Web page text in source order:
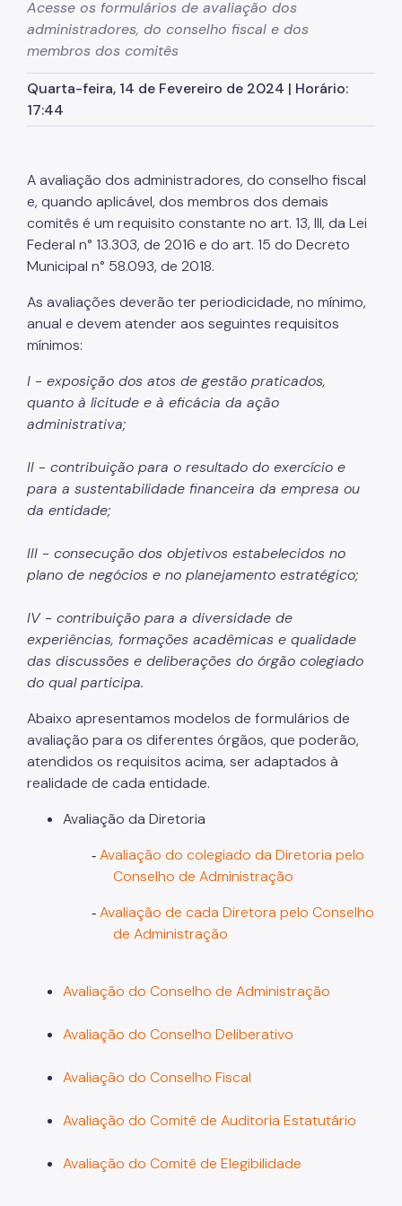
Cadastro de Contribuintes Mobiliários (CCM)
Cadastro de Prestadores de Outros Municípios
(CPOM)
Cadastro de Obras
Cadastro Informativo Municipal (CADIN)
Consulta Empenhos e Pagamentos
Contribuição de Melhoria
COSIP
DES-IF (Instituições Financeiras)
Dipam (Declaração para o IPM)
Dívida Ativa
DUC (Demonstrativo Unificado)
Incentivos Fiscais Zona Leste
IPTU (Imposto Predial e Territorial)
ISS (Imposto sobre Serviços)
ITBI (Transmissão de Imóveis)
Multa IPTU (Obrigação Acessória)
Outros Serviços e Orientações
Pagamento de Tributos
Processos Administrativos
Regularidade das UO's
SAV - Solução de Atendimento Virtual
SIMBA - Sistema de Movimentação Bancária
Acesse os formulários de avaliação dos
administradores, do conselho fiscal e dos
membros dos comitês
Quarta-feira, 14 de Fevereiro de 2024 | Horário:
17:44
A avaliação dos administradores, do conselho fiscal
e, quando aplicável, dos membros dos demais
comitês é um requisito constante no art. 13, III, da Lei
Federal n° 13.303, de 2016 e do art. 15 do Decreto
Municipal n° 58.093, de 2018.
As avaliações deverão ter periodicidade, no mínimo,
anual e devem atender aos seguintes requisitos
mínimos:
I - exposição dos atos de gestão praticados,
quanto à licitude e à eficácia da ação
administrativa;
II - contribuição para o resultado do exercício e
para a sustentabilidade financeira da empresa ou
da entidade;
III - consecução dos objetivos estabelecidos no
plano de negócios e no planejamento estratégico;
IV - contribuição para a diversidade de
experiências, formações acadêmicas e qualidade
das discussões e deliberações do órgão colegiado
do qual participa.
Abaixo apresentamos modelos de formulários de
avaliação para os diferentes órgãos, que poderão,
atendidos os requisitos acima, ser adaptados à
realidade de cada entidade.
Avaliação da Diretoria
- Avaliação do colegiado da Diretoria pelo
Conselho de Administração
- Avaliação de cada Diretora pelo Conselho
de Administração
Avaliação do Conselho de Administração
Avaliação do Conselho Deliberativo
Avaliação do Conselho Fiscal
Avaliação do Comitê de Auditoria Estatutário
Avaliação do Comitê de Elegibilidade